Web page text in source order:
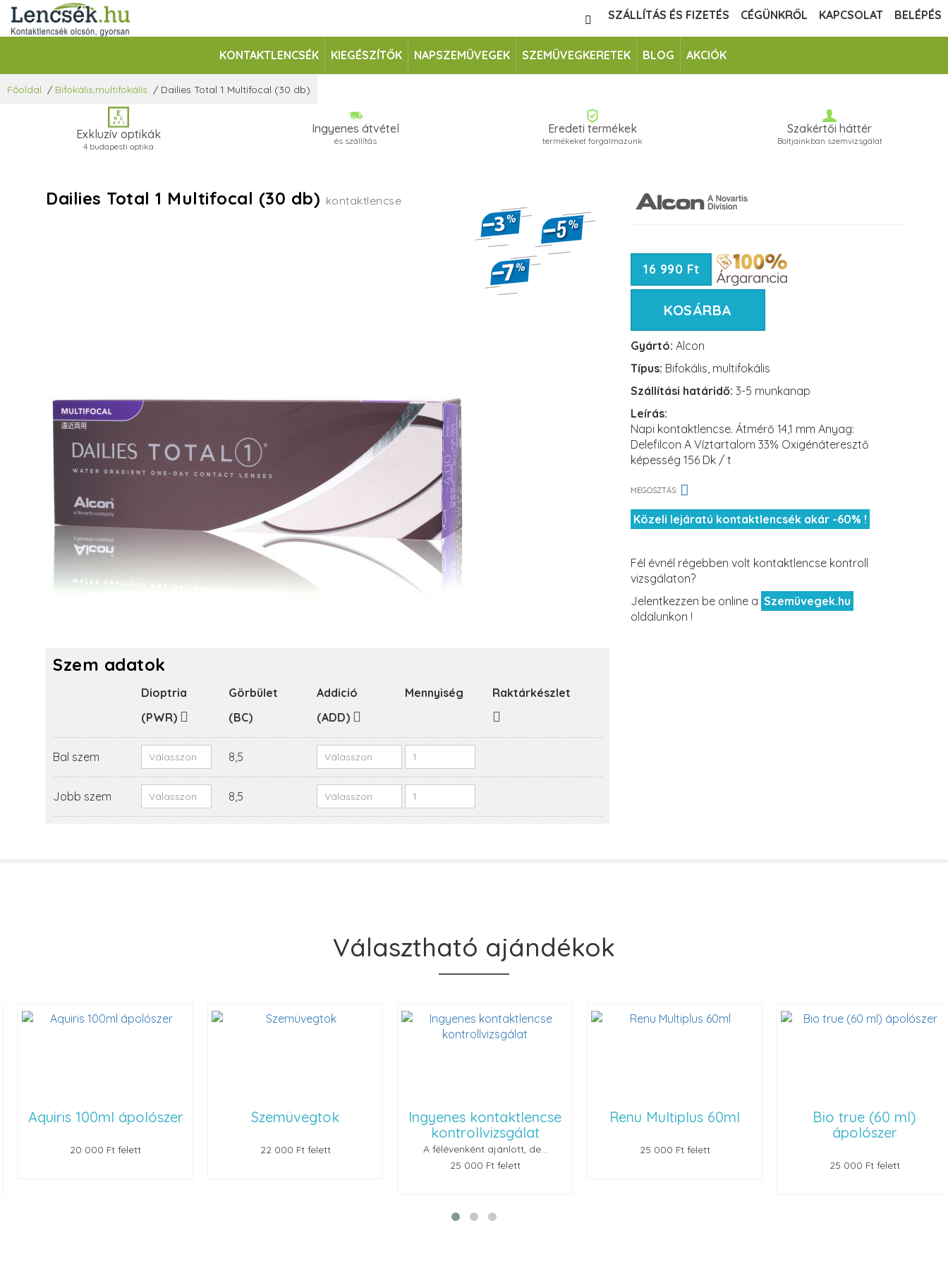
SZÁLLÍTÁS ÉS FIZETÉS CÉGÜNKRŐL KAPCSOLAT BELÉPÉS
KONTAKTLENCSÉK KIEGÉSZÍTŐK NAPSZEMÜVEGEK SZEMÜVEGKERETEK BLOG AKCIÓK
Főoldal / Bifokális,multifokális / Dailies Total 1 Multifocal (30 db)
Exkluzív optikák
4 budapesti optika
Ingyenes átvétel
és szállítás
Eredeti termékek
termékeket forgalmazunk
Szakértői háttér
Boltjainkban szemvizsgálat
Dailies Total 1 Multifocal (30 db) kontaktlencse
Szem adatok
Dioptria
(PWR)
Görbület
(BC)
Addició
(ADD)
Mennyiség Raktárkészlet
Bal szem 8,5
Jobb szem 8,5
16 990 Ft
KOSÁRBA
Gyártó: Alcon
Típus: Bifokális, multifokális
Szállítási határidő:3-5 munkanap
Leírás:
Napi kontaktlencse. Átmérő 14,1 mm Anyag:
Delefilcon A Víztartalom 33% Oxigénáteresztő
képesség 156 Dk / t
MEGOSZTÁS:
Közeli lejáratú kontaktlencsék akár -60% !
Fél évnél régebben volt kontaktlencse kontroll
vizsgálaton?
Jelentkezzen be online a Szemüvegek.hu
oldalunkon !
Választható ajándékok
Aquiris 100ml ápolószer
20 000 Ft felett
Szemüvegtok
22 000 Ft felett
Ingyenes kontaktlencse
kontrollvizsgálat
A félévenként ajánlott, de...
25 000 Ft felett
Renu Multiplus 60ml
25 000 Ft felett
Bio true (60 ml)
ápolószer
25 000 Ft felett